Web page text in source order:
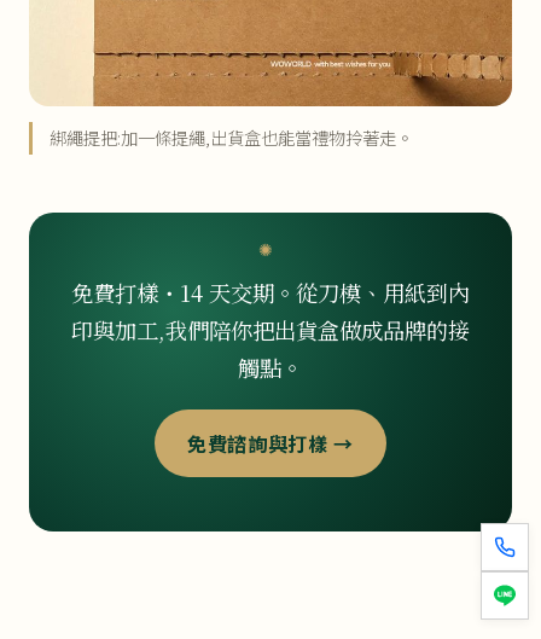
綁繩提把:加一條提繩,出貨盒也能當禮物拎著走。
免費打樣・14 天交期。從刀模、用紙到內
印與加工,我們陪你把出貨盒做成品牌的接
觸點。
免費諮詢與打樣 →